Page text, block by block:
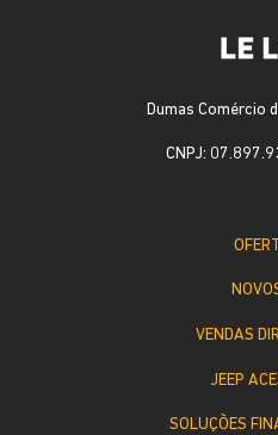
Dumas Comércio
CNPJ:
VENDAS
JEEP
SOLUÇÕES